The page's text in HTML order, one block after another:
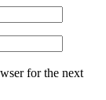
for the next